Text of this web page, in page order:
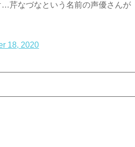
芹なづなという名前の声優さんが
18, 2020